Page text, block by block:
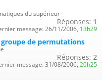
du supérieur
Réponses: 1
message: 26/11/2006, 13h29
de permutations
Réponses: 2
message: 31/08/2006, 20h25